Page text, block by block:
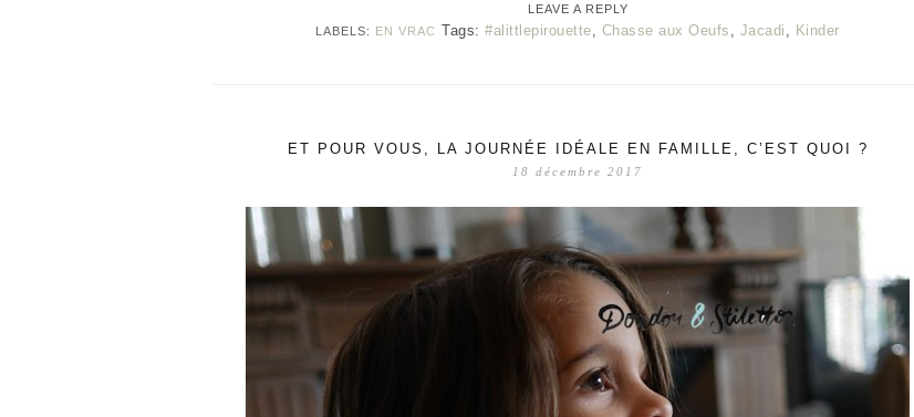
LEAVE A REPLY
LABELS: EN VRAC Tags:#alittlepirouette, Chasse aux Oeufs , Jacadi , Kinder
ET POUR VOUS, LA JOURNÉE IDÉALE EN FAMILLE, C’EST QUOI ?
18 décembre 2017